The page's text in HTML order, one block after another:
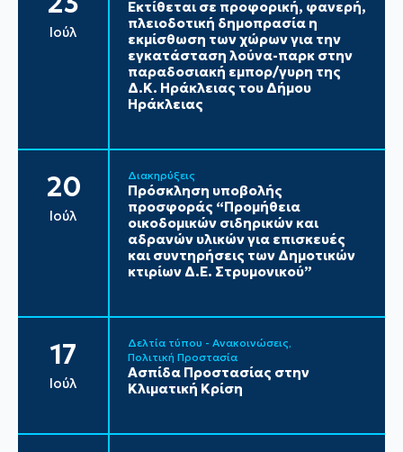
Ιούλ
Εκτίθεται σε προφορική, φανερή,
πλειοδοτική δημοπρασία η
εκμίσθωση των χώρων για την
εγκατάσταση λούνα-παρκ στην
παραδοσιακή εμπορ/γυρη της
Δ.Κ. Ηράκλειας του Δήμου
Ηράκλειας
20
Ιούλ
Διακηρύξεις
Πρόσκληση υποβολής
προσφοράς “Προμήθεια
οικοδομικών σιδηρικών και
αδρανών υλικών για επισκευές
και συντηρήσεις των Δημοτικών
κτιρίων Δ.Ε. Στρυμονικού”
17
Ιούλ
Δελτία τύπου - Ανακοινώσεις
Πολιτική Προστασία
Ασπίδα Προστασίας στην
Κλιματική Κρίση